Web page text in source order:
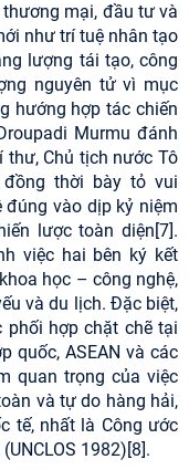
mại, đầu tư và
như trí tuệ nhân tạo
lượng tái tạo, công
nguyên tử vì mục
hướng hợp tác chiến
Murmu đánh
Chủ tịch nước Tô
đồng thời bày tỏ vui
vào dịp kỷ niệm
lược toàn diện[7].
việc hai bên ký kết
học – công nghệ,
và du lịch. Đặc biệt,
hợp chặt chẽ tại
quốc, ASEAN và các
quan trọng của việc
và tự do hàng hải,
tế, nhất là Công ước
1982)[8].